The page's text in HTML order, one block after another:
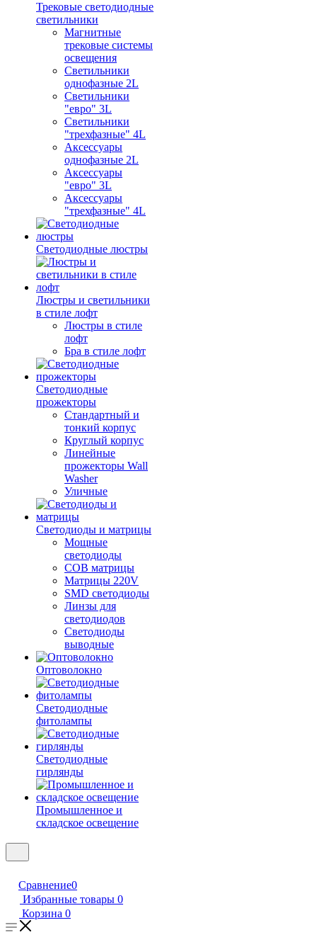
Трековые светодиодные
светильники
Магнитные
трековые системы
освещения
Светильники
однофазные 2L
Светильники
"евро" 3L
Светильники
"трехфазные" 4L
Аксессуары
однофазные 2L
Аксессуары
"евро" 3L
Аксессуары
"трехфазные" 4L
Светодиодные люстры
Люстры и светильники
в стиле лофт
Люстры в стиле
лофт
Бра в стиле лофт
Светодиодные
прожекторы
Стандартный и
тонкий корпус
Круглый корпус
Линейные
прожекторы Wall
Washer
Уличные
Светодиоды и матрицы
Мощные
светодиоды
COB матрицы
Матрицы 220V
SMD светодиоды
Линзы для
светодиодов
Светодиоды
выводные
Оптоволокно
Светодиодные
фитолампы
Светодиодные
гирлянды
Промышленное и
складское освещение
Сравнение0
Избранные товары 0
Корзина 0